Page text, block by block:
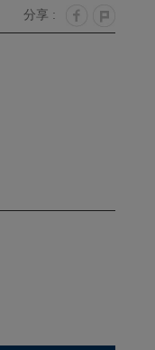
分享 :